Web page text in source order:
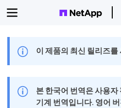
이 제품의 최신 릴리즈를
본 한국어 번역은 사용
기계 번역입니다. 영어